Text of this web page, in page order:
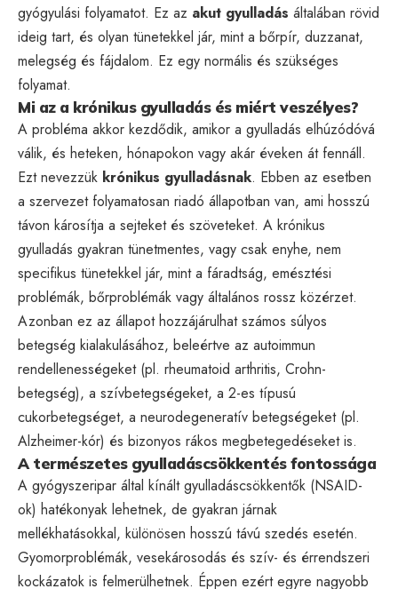
gyógyulási folyamatot. Ez az akut gyulladás általában rövid
ideig tart, és olyan tünetekkel jár, mint a bőrpír, duzzanat,
melegség és fájdalom. Ez egy normális és szükséges
folyamat.
Mi az a krónikus gyulladás és miért veszélyes?
A probléma akkor kezdődik, amikor a gyulladás elhúzódóvá
válik, és heteken, hónapokon vagy akár éveken át fennáll.
Ezt nevezzük krónikus gyulladásnak. Ebben az esetben
a szervezet folyamatosan riadó állapotban van, ami hosszú
távon károsítja a sejteket és szöveteket. A krónikus
gyulladás gyakran tünetmentes, vagy csak enyhe, nem
specifikus tünetekkel jár, mint a fáradtság, emésztési
problémák, bőrproblémák vagy általános rossz közérzet.
Azonban ez az állapot hozzájárulhat számos súlyos
betegség kialakulásához, beleértve az autoimmun
rendellenességeket (pl. rheumatoid arthritis, Crohn-
betegség), a szívbetegségeket, a 2-es típusú
cukorbetegséget, a neurodegeneratív betegségeket (pl.
Alzheimer-kór) és bizonyos rákos megbetegedéseket is.
A természetes gyulladáscsökkentés fontossága
A gyógyszeripar által kínált gyulladáscsökkentők (NSAID-
ok) hatékonyak lehetnek, de gyakran járnak
mellékhatásokkal, különösen hosszú távú szedés esetén.
Gyomorproblémák, vesekárosodás és szív- és érrendszeri
kockázatok is felmerülhetnek. Éppen ezért egyre nagyobb